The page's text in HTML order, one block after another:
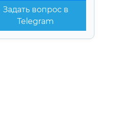
Задать вопрос в
Telegram